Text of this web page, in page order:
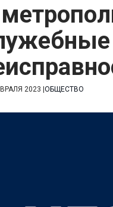
2023 ОБЩЕСТВО